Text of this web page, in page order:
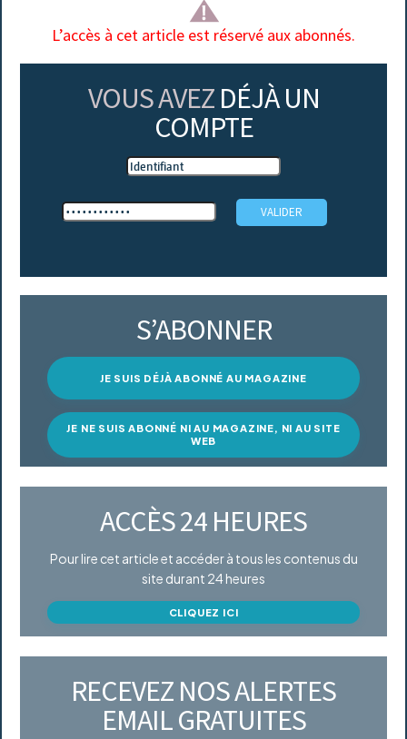
L’accès à cet article est réservé aux abonnés.
VOUS AVEZ DÉJÀ UN
COMPTE
S’ABONNER
JE SUIS DÉJÀ ABONNÉ AU MAGAZINE
JE NE SUIS ABONNÉ NI AU MAGAZINE, NI AU SITE
WEB
ACCÈS 24 HEURES
Pour lire cet article et accéder à tous les contenus du
site durant 24 heures
CLIQUEZ ICI
RECEVEZ NOS ALERTES
EMAIL GRATUITES